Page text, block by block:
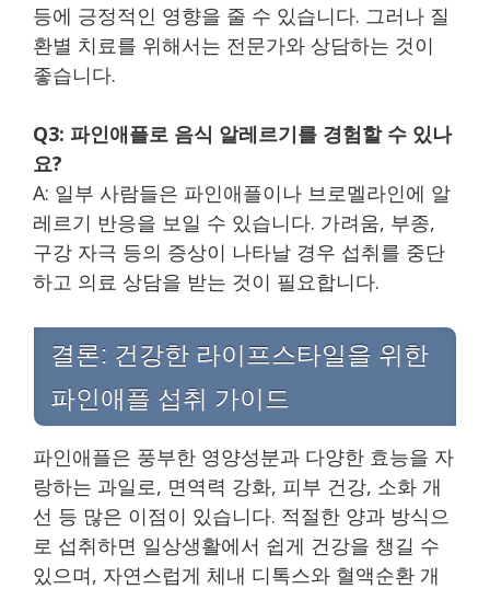
등에 긍정적인 영향을 줄 수 있습니다. 그러나 질
환별 치료를 위해서는 전문가와 상담하는 것이
좋습니다.
Q3: 파인애플로 음식 알레르기를 경험할 수 있나
요?
A: 일부 사람들은 파인애플이나 브로멜라인에 알
레르기 반응을 보일 수 있습니다. 가려움, 부종,
구강 자극 등의 증상이 나타날 경우 섭취를 중단
하고 의료 상담을 받는 것이 필요합니다.
결론: 건강한 라이프스타일을 위한
파인애플 섭취 가이드
파인애플은 풍부한 영양성분과 다양한 효능을 자
랑하는 과일로, 면역력 강화, 피부 건강, 소화 개
선 등 많은 이점이 있습니다. 적절한 양과 방식으
로 섭취하면 일상생활에서 쉽게 건강을 챙길 수
있으며, 자연스럽게 체내 디톡스와 혈액순환 개